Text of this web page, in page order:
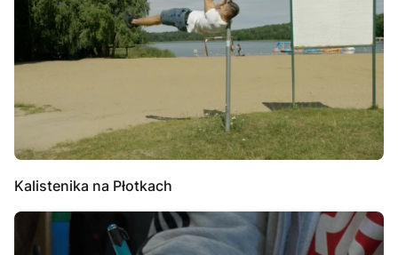
Kalistenika na Płotkach